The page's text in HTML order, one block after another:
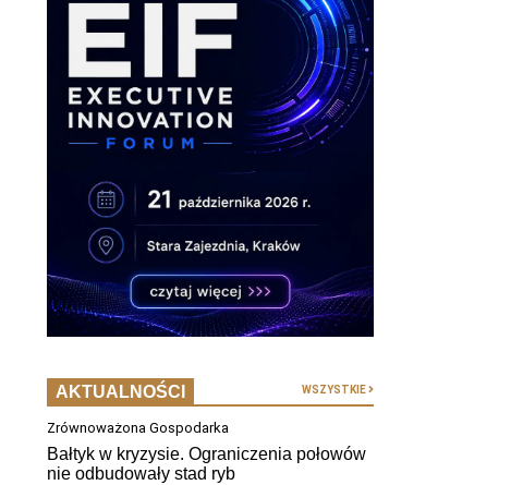
AKTUALNOŚCI WSZYSTKIE
Zrównoważona Gospodarka
Bałtyk w kryzysie. Ograniczenia połowów
nie odbudowały stad ryb